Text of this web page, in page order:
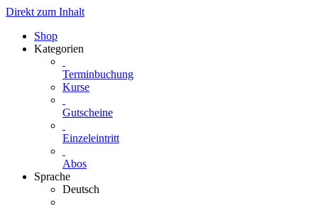
Direkt zum Inhalt
Shop
Kategorien
Terminbuchung
Kurse
Gutscheine
Einzeleintritt
Abos
Sprache
Deutsch